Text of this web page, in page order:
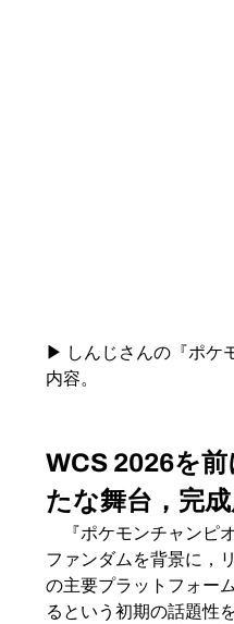
▶ しんじさんの『ポケ
内容。
WCS 2026を
たな舞台，完
『ポケモンチャンピ
ファンダムを背景に，
の主要プラットフォー
るという初期の話題性